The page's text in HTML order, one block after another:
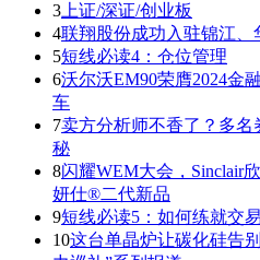
3 上证/深证/创业板
4联翔股份成功入驻锦江、
5短线必读4：仓位管理
6沃尔沃EM90荣膺2024金
车
7卖方分析师不香了？多
秘
8闪耀WEM大会，Sinclair
妍仕®二代新品
9短线必读5：如何练就交
10这台单晶炉让碳化硅告